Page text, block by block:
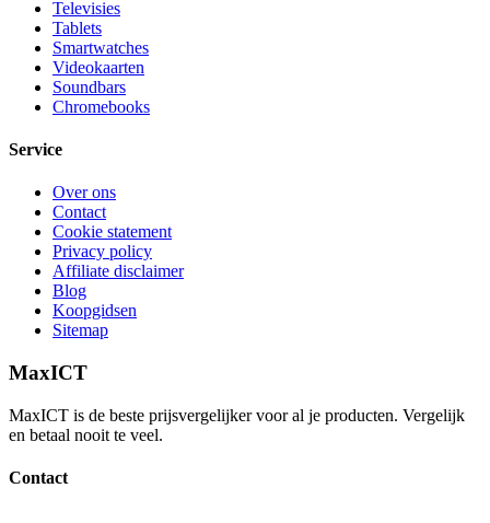
Televisies
Tablets
Smartwatches
Videokaarten
Soundbars
Chromebooks
Service
Over ons
Contact
Cookie statement
Privacy policy
Affiliate disclaimer
Blog
Koopgidsen
Sitemap
MaxICT
MaxICT is de beste prijsvergelijker voor al je producten. Vergelijk
en betaal nooit te veel.
Contact